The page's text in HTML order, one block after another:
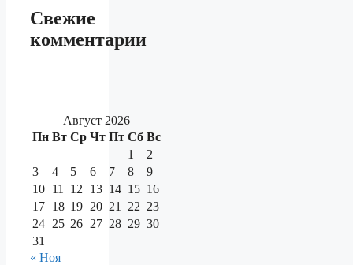
Свежие
комментарии
Август 2026
Пн Вт Ср Чт Пт Сб Вс
1
2
3
4 5 6 7 8
9
10 11 12 13 14 15 16
17 18 19 20 21 22 23
24 25 26 27 28 29 30
31
« Ноя